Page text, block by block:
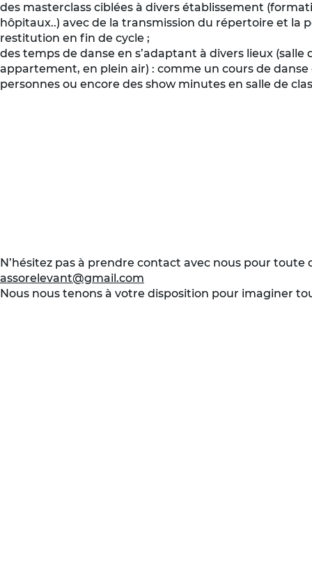
des masterclass ciblées à divers établissement
hôpitaux..) avec de la transmission du répertoire et la
restitution en fin de cycle ;
des temps de danse en s’adaptant à divers lieux (salle
appartement, en plein air) : comme un cours de
personnes ou encore des show minutes en salle de
N’hésitez pas à prendre contact avec nous pour toute
assorelevant@gmail.com
Nous nous tenons à votre disposition pour imaginer